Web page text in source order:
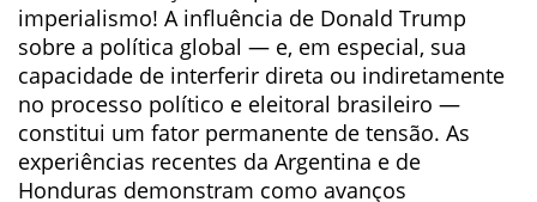
imperialismo! A influência de Donald Trump
sobre a política global — e, em especial, sua
capacidade de interferir direta ou indiretamente
no processo político e eleitoral brasileiro —
constitui um fator permanente de tensão. As
experiências recentes da Argentina e de
Honduras demonstram como avanços